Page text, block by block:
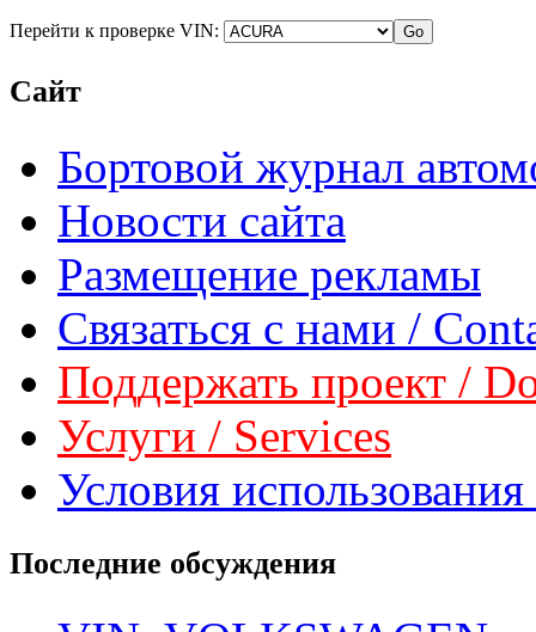
Перейти к проверке VIN:
Сайт
Бортовой журнал
Новости сайта
Размещение рекламы
Связаться с нами /
Поддержать проект /
Услуги / Services
Условия
Последние обсуждения